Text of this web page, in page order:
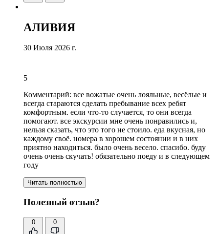
АЛИВИЯ
30 Июля 2026 г.
5
Комментарий: все вожатые очень лояльные, весёлые и
всегда стараются сделать пребывание всех ребят
комфортным. если что-то случается, то они всегда
помогают. все экскурсии мне очень понравились и,
нельзя сказать, что это того не стоило. еда вкусная, но
каждому своё. номера в хорошем состоянии и в них
приятно находиться. было очень весело. спасибо. буду
очень очень скучать! обязательно поеду и в следующем
году
Читать полностью
Полезный отзыв?
0 0